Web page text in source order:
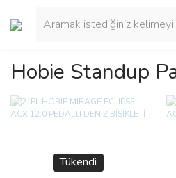
Hobie Standup
Tükendi